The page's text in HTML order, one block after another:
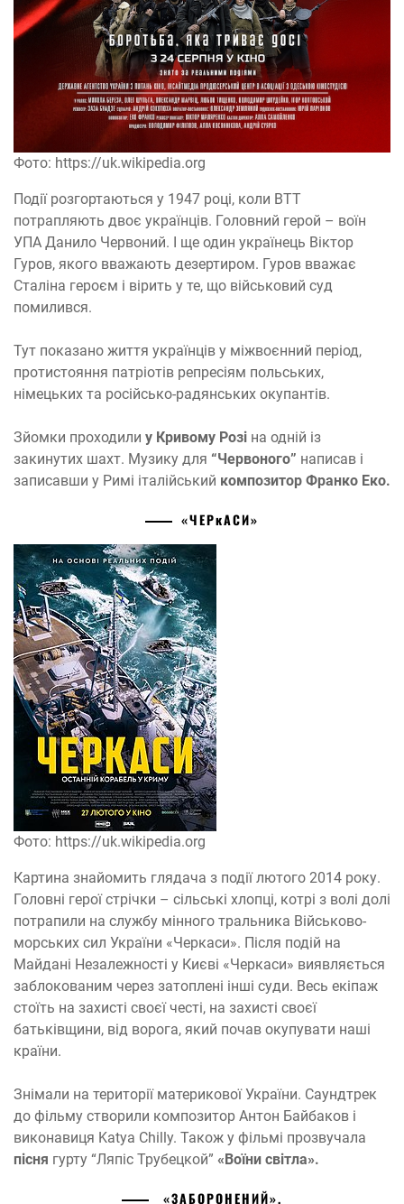
Фото: https://uk.wikipedia.org
Події розгортаються у 1947 році, коли ВТТ
потрапляють двоє українців. Головний герой – воїн
УПА Данило Червоний. І ще один українець Віктор
Гуров, якого вважають дезертиром. Гуров вважає
Сталіна героєм і вірить у те, що військовий суд
помилився.
Тут показано життя українців у міжвоєнний період,
протистояння патріотів репресіям польських,
німецьких та російсько-радянських окупантів.
Зйомки проходили у Кривому Розі на одній із
закинутих шахт. Музику для “Червоного” написав і
записавши у Римі італійський композитор Франко Еко.
«ЧЕРĸАСИ»
Фото: https://uk.wikipedia.org
Картина знайомить глядача з події лютого 2014 року.
Головні герої стрічки – сільські хлопці, котрі з волі долі
потрапили на службу мінного тральника Військово-
морських сил України «Черкаси». Після подій на
Майдані Незалежності у Києві «Черкаси» виявляється
заблокованим через затоплені інші суди. Весь екіпаж
стоїть на захисті своєї честі, на захисті своєї
батьківщини, від ворога, який почав окупувати наші
країни.
Знімали на території материкової України. Саундтрек
до фільму створили композитор Антон Байбаков і
виконавиця Katya Chilly. Також у фільмі прозвучала
пісня гурту “Ляпіс Трубецкой” «Воїни світла».
«ЗАБОРОНЕНИЙ».